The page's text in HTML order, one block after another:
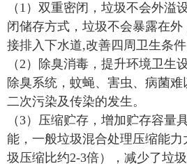
（1）双重密闭，垃圾不会外溢
闭储存方式，垃圾不会暴露在
接排入下水道,改善四周卫生条件
（2）除臭消毒，提升环境卫生
除臭系统，蚊蝇、害虫、病菌
二次污染及传染的发生。
（3）压缩贮存，增加贮存容量
能，一般垃圾混合处理压缩能力
圾压缩比约2-3倍），减少了垃